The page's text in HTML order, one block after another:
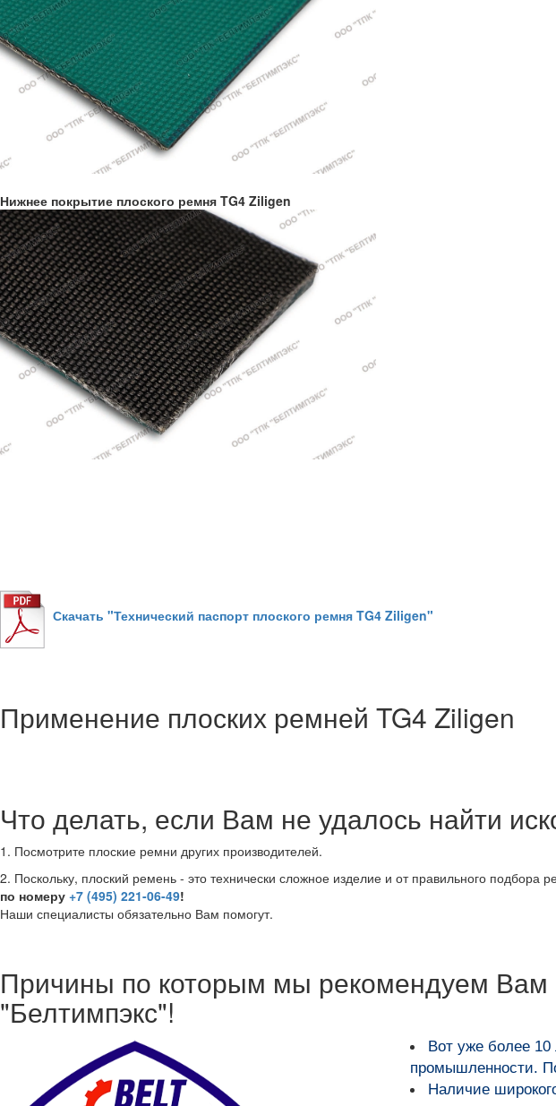
Нижнее покрытие плоского ремня TG4 Ziligen
Скачать "Технический паспорт плоского ремня TG4 Ziligen"
Применение плоских ремней TG4 Ziligen
Что делать, если Вам не удалось найти
1. Посмотрите плоские ремни других производителей.
2. Поскольку, плоский ремень - это технически сложное изделие и от правильного
по номеру +7 (495) 221-06-49!
Наши специалисты обязательно Вам помогут.
Причины по которым мы рекомендуем
"Белтимпэкс"!
Вот уже более 10
промышленности.
Наличие